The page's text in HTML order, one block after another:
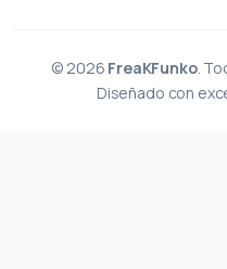
© 2026 FreaKFunko.
Diseñado con